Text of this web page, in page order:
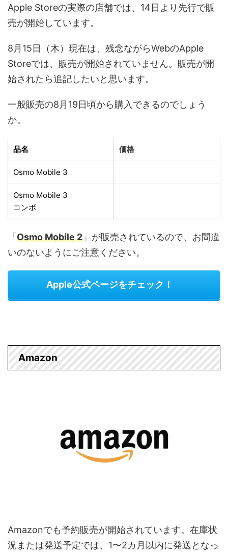
Apple Storeの実際の店舗では、14日より先行で販
売が開始しています。
8月15日（木）現在は、残念ながらWebのApple
Storeでは、販売が開始されていません。販売が開
始されたら追記したいと思います。
一般販売の8月19日頃から購入できるのでしょう
か。
品名 価格
Osmo Mobile 3
Osmo Mobile 3
コンボ
「Osmo Mobile 2 」が販売されているので、お間違
いのないようにご注意ください。
Apple公式ページをチェック！
Amazon
Amazonでも予約販売が開始されています。在庫状
況または発送予定では、1〜2カ月以内に発送となっ